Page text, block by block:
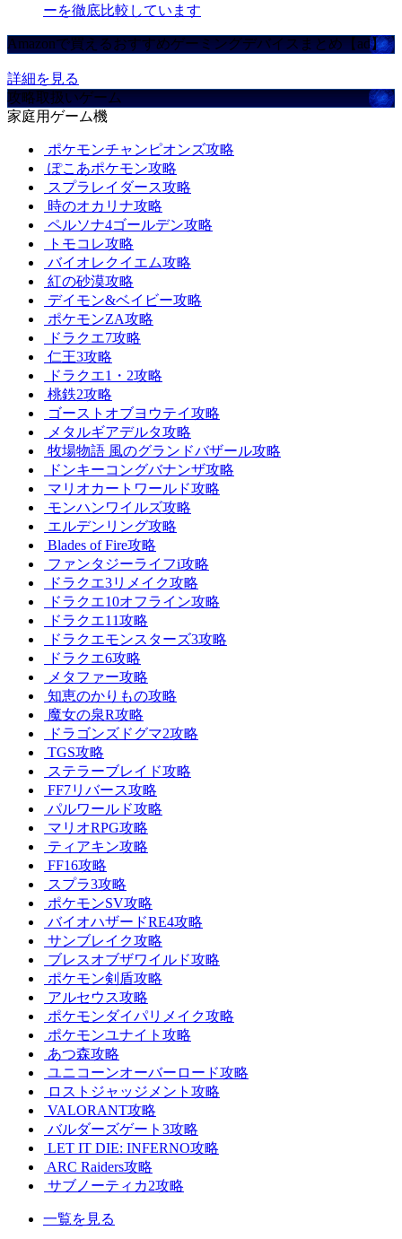
ーを徹底比較しています
Amazonで買えるおすすめゲーミングデバイスまとめ【ad】
詳細を見る
攻略取扱いゲーム
家庭用ゲーム機
ポケモンチャンピオンズ攻略
ぽこあポケモン攻略
スプラレイダース攻略
時のオカリナ攻略
ペルソナ4ゴールデン攻略
トモコレ攻略
バイオレクイエム攻略
紅の砂漠攻略
デイモン&ベイビー攻略
ポケモンZA攻略
ドラクエ7攻略
仁王3攻略
ドラクエ1・2攻略
桃鉄2攻略
ゴーストオブヨウテイ攻略
メタルギアデルタ攻略
牧場物語 風のグランドバザール攻略
ドンキーコングバナンザ攻略
マリオカートワールド攻略
モンハンワイルズ攻略
エルデンリング攻略
Blades of Fire攻略
ファンタジーライフi攻略
ドラクエ3リメイク攻略
ドラクエ10オフライン攻略
ドラクエ11攻略
ドラクエモンスターズ3攻略
ドラクエ6攻略
メタファー攻略
知恵のかりもの攻略
魔女の泉R攻略
ドラゴンズドグマ2攻略
TGS攻略
ステラーブレイド攻略
FF7リバース攻略
パルワールド攻略
マリオRPG攻略
ティアキン攻略
FF16攻略
スプラ3攻略
ポケモンSV攻略
バイオハザードRE4攻略
サンブレイク攻略
ブレスオブザワイルド攻略
ポケモン剣盾攻略
アルセウス攻略
ポケモンダイパリメイク攻略
ポケモンユナイト攻略
あつ森攻略
ユニコーンオーバーロード攻略
ロストジャッジメント攻略
VALORANT攻略
バルダーズゲート3攻略
LET IT DIE: INFERNO攻略
ARC Raiders攻略
サブノーティカ2攻略
一覧を見る